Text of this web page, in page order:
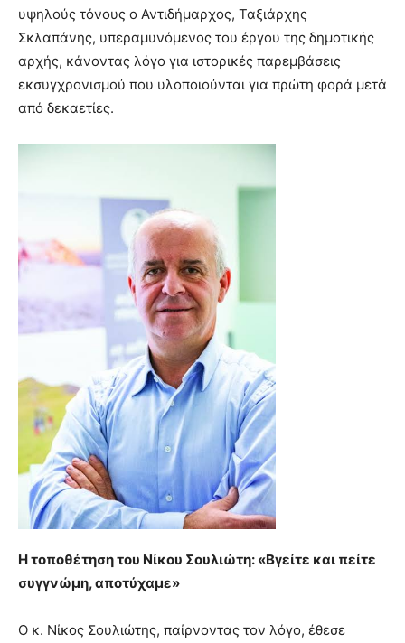
υψηλούς τόνους ο Αντιδήμαρχος, Ταξιάρχης
Σκλαπάνης, υπεραμυνόμενος του έργου της δημοτικής
αρχής, κάνοντας λόγο για ιστορικές παρεμβάσεις
εκσυγχρονισμού που υλοποιούνται για πρώτη φορά μετά
από δεκαετίες.
Η τοποθέτηση του Νίκου Σουλιώτη: «Βγείτε και πείτε
συγγνώμη, αποτύχαμε»
Ο κ. Νίκος Σουλιώτης, παίρνοντας τον λόγο, έθεσε